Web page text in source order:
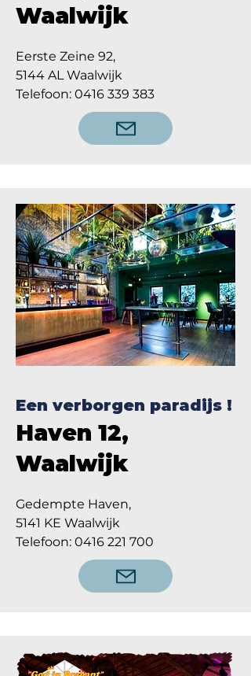
Waalwijk
Eerste Zeine 92,
5144 AL Waalwijk
Telefoon: 0416 339 383
Een verborgen paradijs !
Haven 12,
Waalwijk
Gedempte Haven,
5141 KE Waalwijk
Telefoon: 0416 221 700